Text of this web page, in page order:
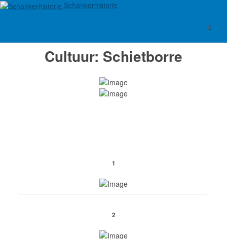
Schankerhistorie
Cultuur: Schietborre
1
2